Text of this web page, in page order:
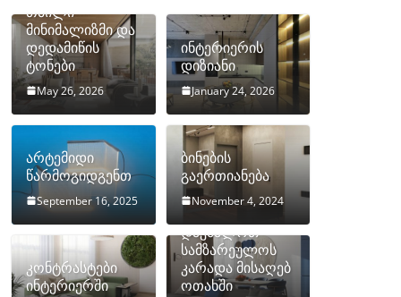
თბილი
მინიმალიზმი და
დედამიწის
ტონები
May 26, 2026
ინტერიერის
დიზიანი
January 24, 2026
არტემიდი
წარმოგიდგენთ
September 16, 2025
ბინების
გაერთიანება
November 4, 2024
კონტრასტები
ინტერიერში
როგორ
დავმალოთ
სამზარეულოს
კარადა მისაღებ
ოთახში